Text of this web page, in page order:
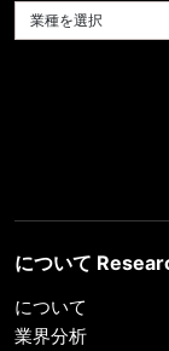
業種を選択してく
について
について
業界分析